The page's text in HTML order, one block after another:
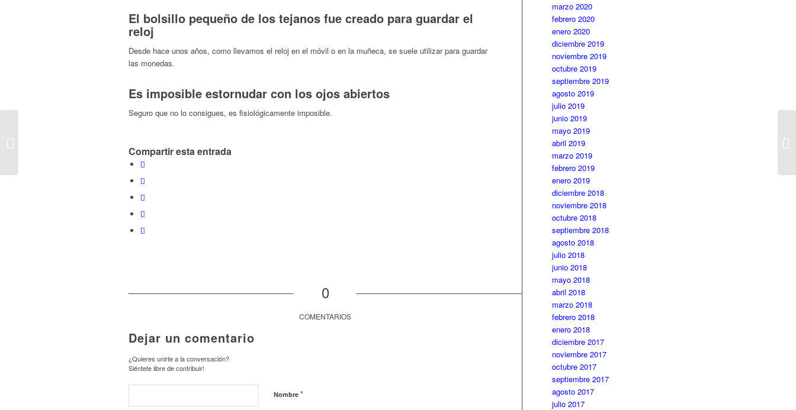
El bolsillo pequeño de los tejanos fue creado para guardar el
reloj
Desde hace unos años, como llevamos el reloj en el móvil o en la muñeca, se suele utilizar para guardar
las monedas.
Es imposible estornudar con los ojos abiertos
Seguro que no lo consigues, es fisiológicamente imposible.
Compartir esta entrada
0
COMENTARIOS
Dejar un comentario
¿Quieres unirte a la conversación?
Siéntete libre de contribuir!
Nombre *
marzo 2020
febrero 2020
enero 2020
diciembre 2019
noviembre 2019
octubre 2019
septiembre 2019
agosto 2019
julio 2019
junio 2019
mayo 2019
abril 2019
marzo 2019
febrero 2019
enero 2019
diciembre 2018
noviembre 2018
octubre 2018
septiembre 2018
agosto 2018
julio 2018
junio 2018
mayo 2018
abril 2018
marzo 2018
febrero 2018
enero 2018
diciembre 2017
noviembre 2017
octubre 2017
septiembre 2017
agosto 2017
julio 2017